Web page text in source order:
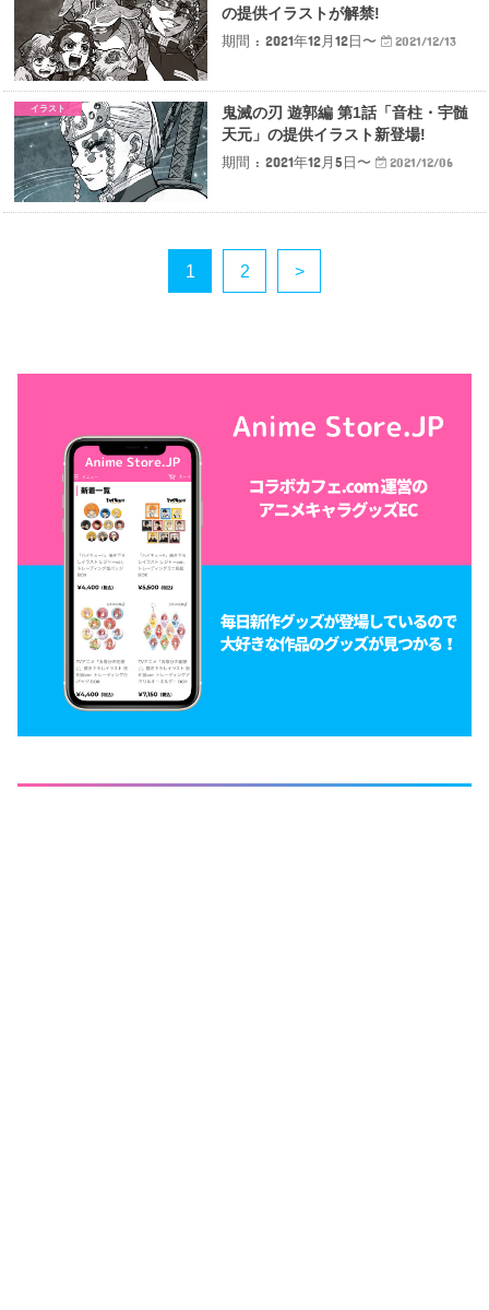
の提供イラストが解禁!
期間 : 2021年12月12日〜
2021/12/13
イラスト
鬼滅の刃 遊郭編 第1話「音柱・宇髄
天元」の提供イラスト新登場!
期間 : 2021年12月5日〜
2021/12/06
1 2 >